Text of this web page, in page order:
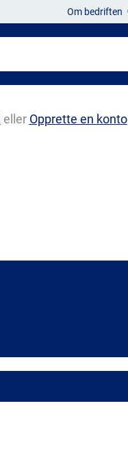
Om bedriften
eller Opprette en konto